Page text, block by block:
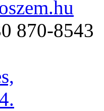
870-8543